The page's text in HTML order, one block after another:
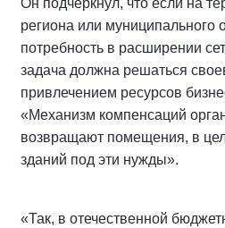
Он подчеркнул, что если на
региона или муниципального
потребность в расширении
задача должна решаться
привлечением ресурсов
«Механизм компенсаций
возвращают помещения, в
зданий под эти нужды».
«Так, в отечественной